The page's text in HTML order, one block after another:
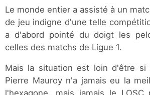
Le monde entier a assisté à un
de jeu indigne d'une telle
a d'abord pointé du doigt les
celles des matchs de Ligue 1.
Mais la situation est loin d'être si
Pierre Mauroy n'a jamais eu la